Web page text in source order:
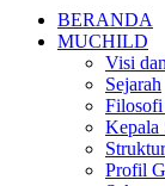
BERANDA
MUCHILD
Visi
Sejarah
Filosofi
Kepala
Profil